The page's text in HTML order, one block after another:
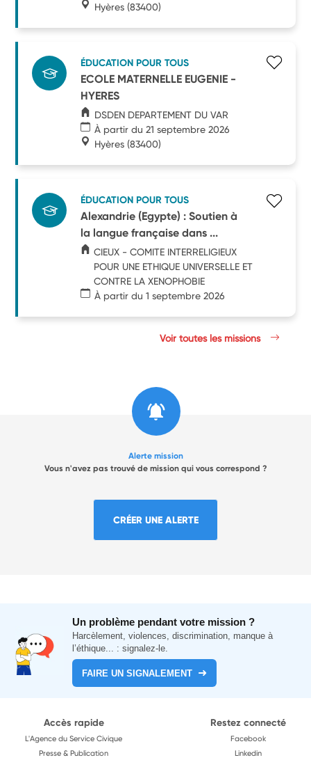
Hyères (83400)
ÉDUCATION POUR TOUS
ECOLE MATERNELLE EUGENIE -
HYERES
DSDEN DEPARTEMENT DU VAR
À partir du 21 septembre 2026
Hyères (83400)
ÉDUCATION POUR TOUS
Alexandrie (Egypte) : Soutien à
la langue française dans ...
CIEUX - COMITE INTERRELIGIEUX
POUR UNE ETHIQUE UNIVERSELLE ET
CONTRE LA XENOPHOBIE
À partir du 1 septembre 2026
Voir toutes les missions
Alerte mission
Vous n'avez pas trouvé de mission qui vous correspond ?
CRÉER UNE ALERTE
Un problème pendant votre mission ?
Harcèlement, violences, discrimination, manque à
l’éthique... : signalez-le.
FAIRE UN SIGNALEMENT
Accès rapide
L'Agence du Service Civique
Presse & Publication
Restez connecté
Facebook
Linkedin